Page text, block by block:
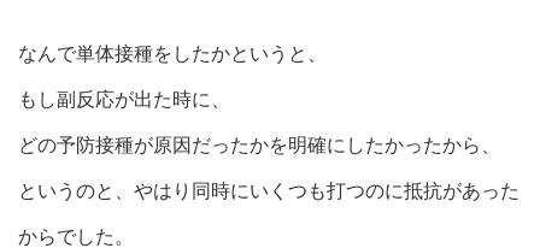
なんで単体接種をしたかというと、
もし副反応が出た時に、
どの予防接種が原因だったかを明確にしたかったから、
というのと、やはり同時にいくつも打つのに抵抗があった
からでした。